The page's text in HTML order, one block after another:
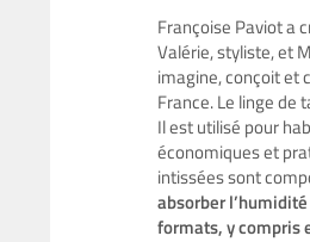
Françoise Paviot a
Valérie, styliste, et
imagine, conçoit et
France. Le linge de
Il est utilisé pour
économiques et
intissées sont
absorber
formats, y compris